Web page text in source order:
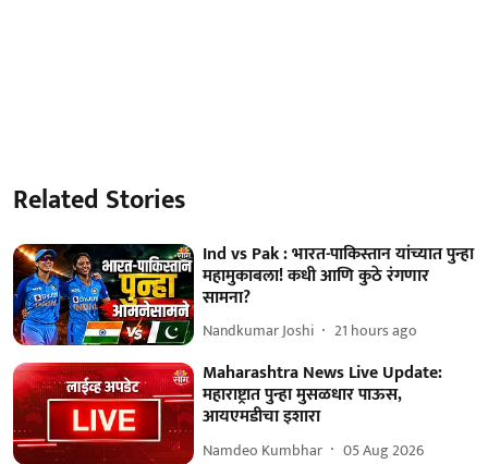
Related Stories
Ind vs Pak : भारत-पाकिस्तान यांच्यात पुन्हा
महामुकाबला! कधी आणि कुठे रंगणार
सामना?
Nandkumar Joshi 21 hours ago
Maharashtra News Live Update:
महाराष्ट्रात पुन्हा मुसळधार पाऊस,
आयएमडीचा इशारा
Namdeo Kumbhar 05 Aug 2026